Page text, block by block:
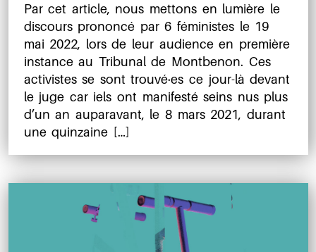
l’article
Par cet article, nous mettons en lumière le
discours prononcé par 6 féministes le 19
mai 2022, lors de leur audience en première
instance au Tribunal de Montbenon. Ces
activistes se sont trouvé·es ce jour-là devant
le juge car iels ont manifesté seins nus plus
d’un an auparavant, le 8 mars 2021, durant
une quinzaine […]